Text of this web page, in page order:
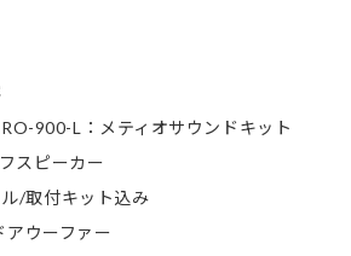
900-L：メティオサウンドキット
ピーカー
付キット込み
ウーファー